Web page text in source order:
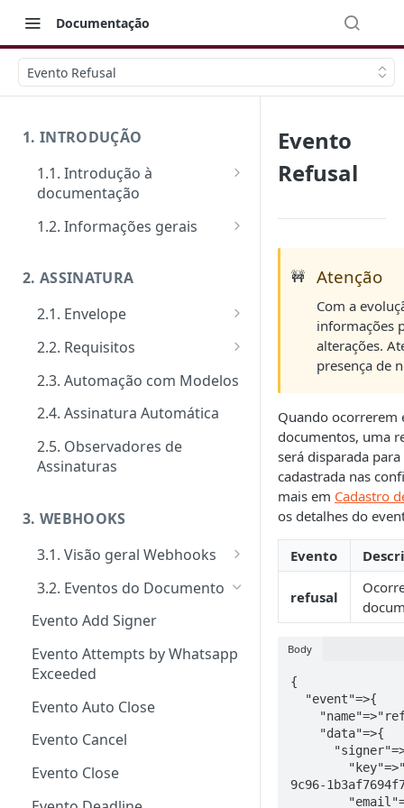
Documentação
Evento Refusal
1. INTRODUÇÃO
1.1. Introdução à
documentação
Primeiros passos
Ferramentas de Teste:
Postman e Insomnia
1.2. Informações gerais
Suporte
Limite de requisições
Mensagens de erro
Segurança
2. ASSINATURA
2.1. Envelope
Guia de criação: O passo a
passo padrão
Tipos de notificações para os
signatários
das notificações
Notificações
Envelopes
Eventos
Ativação performática: alta
escala e assincronismo
Regras de finalização de
Envelopes
2.2. Requisitos
Tipos de requisitos de
autenticação
2.3. Automação com Modelos
2.4. Assinatura Automática
2.5. Observadores de
Assinaturas
3. WEBHOOKS
3.1. Visão geral Webhooks
Cadastro de Webhooks via APP
Cadastro de Webhooks via API
3.2. Eventos do Documento
Evento Add Signer
Evento Attempts by Whatsapp
Exceeded
Evento Auto Close
Evento Cancel
Evento Close
Evento
Refusal
🚧 Atenção
Com a
informações
alterações.
presença de
Quando ocorrerem
documentos, uma
será disparada
cadastrada nas
mais em Cadastro
os detalhes do
Evento
refusal
Body
{
9c96-